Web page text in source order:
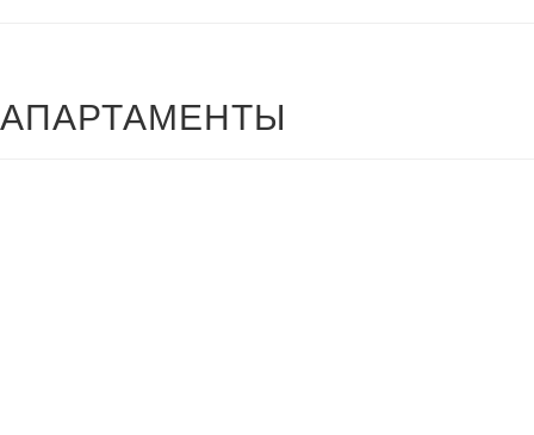
АПАРТАМЕНТЫ